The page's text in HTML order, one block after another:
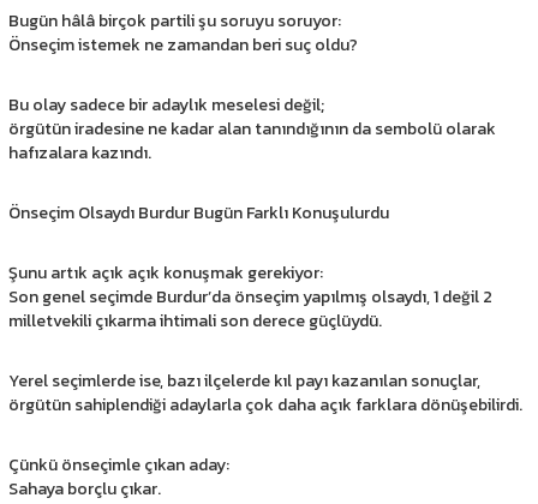
Bugün hâlâ birçok partili şu soruyu soruyor:
Önseçim istemek ne zamandan beri suç oldu?
Bu olay sadece bir adaylık meselesi değil;
örgütün iradesine ne kadar alan tanındığının da sembolü olarak
hafızalara kazındı.
Önseçim Olsaydı Burdur Bugün Farklı Konuşulurdu
Şunu artık açık açık konuşmak gerekiyor:
Son genel seçimde Burdur’da önseçim yapılmış olsaydı, 1 değil 2
milletvekili çıkarma ihtimali son derece güçlüydü.
Yerel seçimlerde ise, bazı ilçelerde kıl payı kazanılan sonuçlar,
örgütün sahiplendiği adaylarla çok daha açık farklara dönüşebilirdi.
Çünkü önseçimle çıkan aday:
Sahaya borçlu çıkar.